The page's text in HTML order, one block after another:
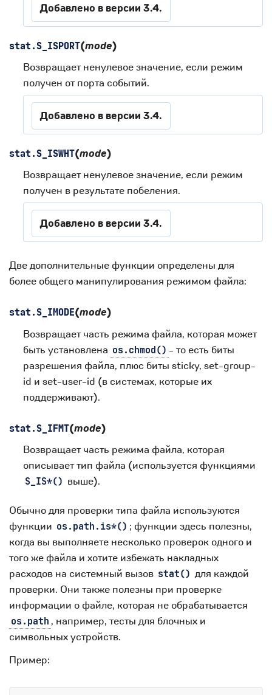
Добавлено в версии 3.4.
stat.S_ISPORT(mode)
Возвращает ненулевое значение, если режим
получен от порта событий.
Добавлено в версии 3.4.
stat.S_ISWHT(mode)
Возвращает ненулевое значение, если режим
получен в результате побеления.
Добавлено в версии 3.4.
Две дополнительные функции определены для
более общего манипулирования режимом файла:
stat.S_IMODE(mode)
Возвращает часть режима файла, которая может
быть установлена os.chmod() - то есть биты
разрешения файла, плюс биты sticky, set-group-
id и set-user-id (в системах, которые их
поддерживают).
stat.S_IFMT(mode)
Возвращает часть режима файла, которая
описывает тип файла (используется функциями
S_IS*() выше).
Обычно для проверки типа файла используются
функции os.path.is*() ; функции здесь полезны,
когда вы выполняете несколько проверок одного и
того же файла и хотите избежать накладных
расходов на системный вызов stat() для каждой
проверки. Они также полезны при проверке
информации о файле, которая не обрабатывается
os.path , например, тесты для блочных и
символьных устройств.
Пример: